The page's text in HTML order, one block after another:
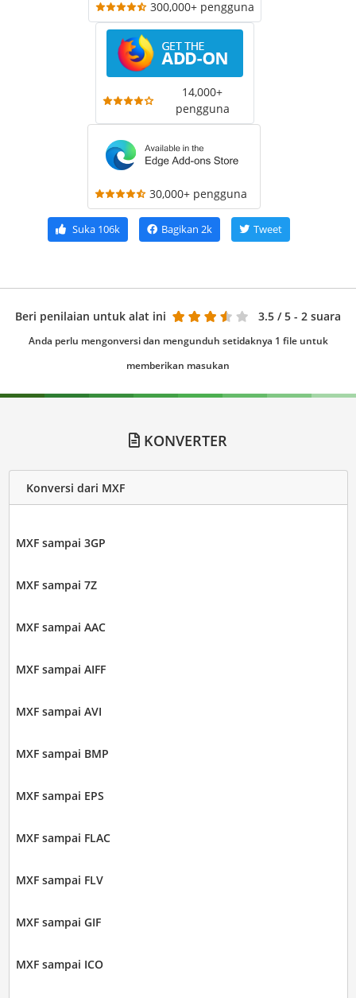
300,000+ pengguna
14,000+
pengguna
30,000+ pengguna
Suka106k Bagikan 2k Tweet
Beri penilaian untuk alat ini 3.5 / 5 - 2 suara
Anda perlu mengonversi dan mengunduh setidaknya 1 file untuk
memberikan masukan
KONVERTER
Konversi dari MXF
MXF sampai 3GP
MXF sampai 7Z
MXF sampai AAC
MXF sampai AIFF
MXF sampai AVI
MXF sampai BMP
MXF sampai EPS
MXF sampai FLAC
MXF sampai FLV
MXF sampai GIF
MXF sampai ICO